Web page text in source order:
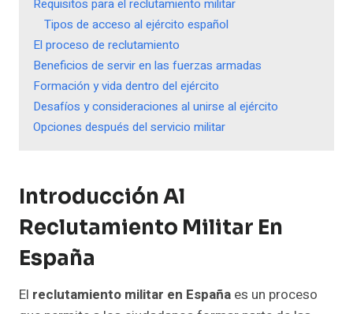
Requisitos para el reclutamiento militar
Tipos de acceso al ejército español
El proceso de reclutamiento
Beneficios de servir en las fuerzas armadas
Formación y vida dentro del ejército
Desafíos y consideraciones al unirse al ejército
Opciones después del servicio militar
Introducción Al
Reclutamiento Militar En
España
El reclutamiento militar en España es un proceso